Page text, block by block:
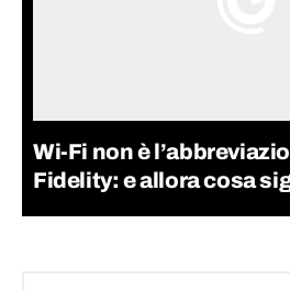
Wi-Fi non è
Fidelity: e allora cosa